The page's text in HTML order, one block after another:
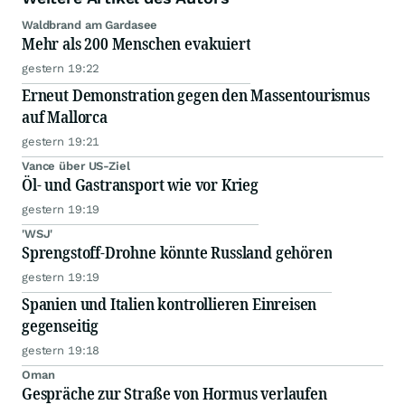
Waldbrand am Gardasee
Mehr als 200 Menschen evakuiert
gestern 19:22
Erneut Demonstration gegen den Massentourismus
auf Mallorca
gestern 19:21
Vance über US-Ziel
Öl- und Gastransport wie vor Krieg
gestern 19:19
'WSJ'
Sprengstoff-Drohne könnte Russland gehören
gestern 19:19
Spanien und Italien kontrollieren Einreisen
gegenseitig
gestern 19:18
Oman
Gespräche zur Straße von Hormus verlaufen